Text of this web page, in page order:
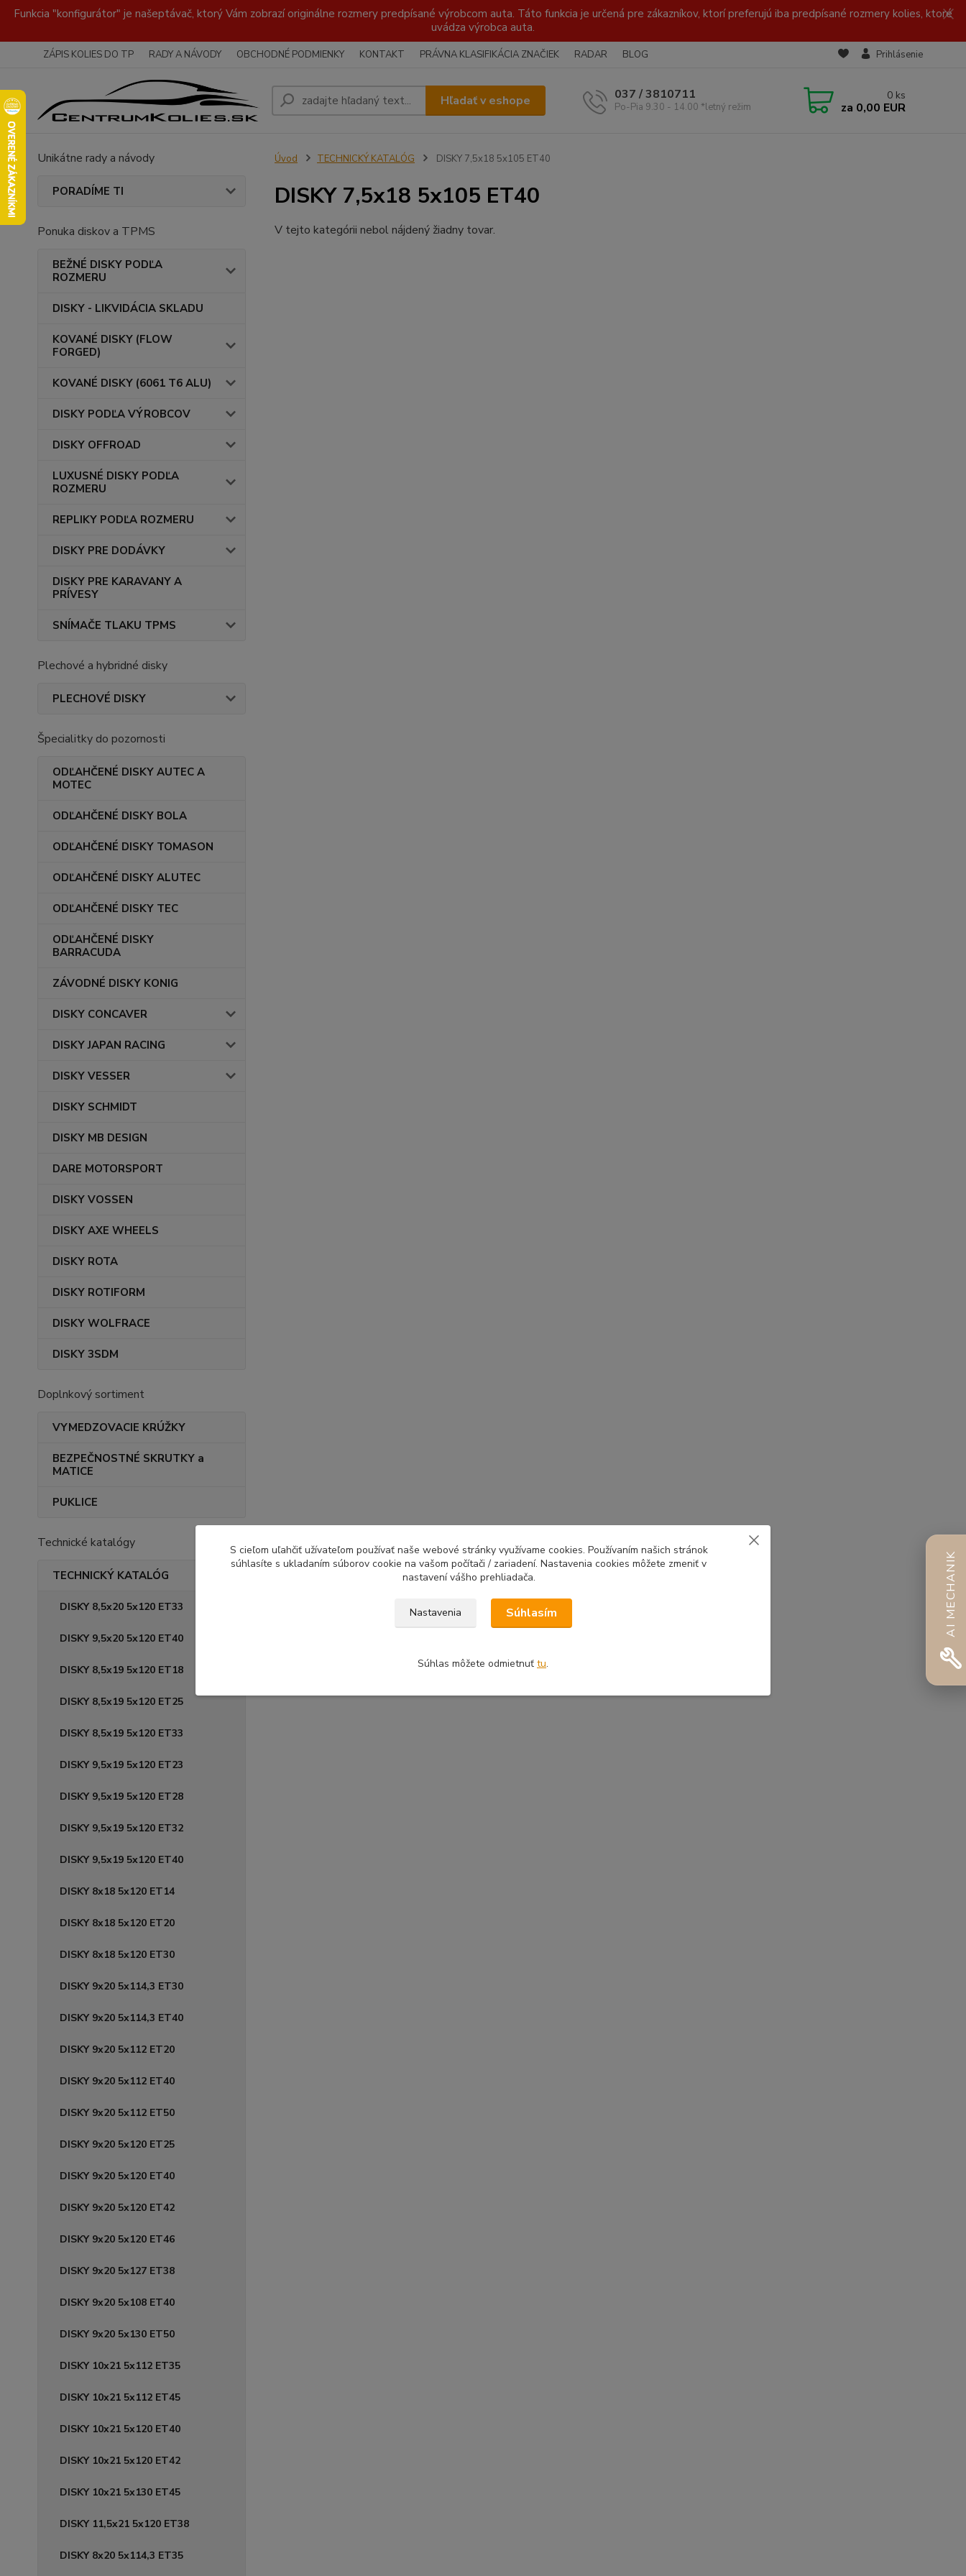
Funkcia "konfigurátor" je našeptávač, ktorý Vám zobrazí originálne rozmery predpísané výrobcom auta. Táto funkcia je určená pre zákazníkov, ktorí preferujú iba predpísané rozmery kolies, ktoré
uvádza výrobca auta.
ZÁPIS KOLIES DO TP RADY A NÁVODY OBCHODNÉ PODMIENKY KONTAKT PRÁVNA KLASIFIKÁCIA ZNAČIEK RADAR BLOG Prihlásenie
Hľadať v eshope 037 / 3810711
Po-Pia 9.30 - 14.00 *letný režim
0 ks
za 0,00 EUR
Unikátne rady a návody
PORADÍME TI
Ponuka diskov a TPMS
BEŽNÉ DISKY PODĽA
ROZMERU
DISKY - LIKVIDÁCIA SKLADU
KOVANÉ DISKY (FLOW
FORGED)
KOVANÉ DISKY (6061 T6 ALU)
DISKY PODĽA VÝROBCOV
DISKY OFFROAD
LUXUSNÉ DISKY PODĽA
ROZMERU
REPLIKY PODĽA ROZMERU
DISKY PRE DODÁVKY
DISKY PRE KARAVANY A
PRÍVESY
SNÍMAČE TLAKU TPMS
Plechové a hybridné disky
PLECHOVÉ DISKY
Špecialitky do pozornosti
ODĽAHČENÉ DISKY AUTEC A
MOTEC
ODĽAHČENÉ DISKY BOLA
ODĽAHČENÉ DISKY TOMASON
ODĽAHČENÉ DISKY ALUTEC
ODĽAHČENÉ DISKY TEC
ODĽAHČENÉ DISKY
BARRACUDA
ZÁVODNÉ DISKY KONIG
DISKY CONCAVER
DISKY JAPAN RACING
DISKY VESSER
DISKY SCHMIDT
DISKY MB DESIGN
DARE MOTORSPORT
DISKY VOSSEN
DISKY AXE WHEELS
DISKY ROTA
DISKY ROTIFORM
DISKY WOLFRACE
DISKY 3SDM
Doplnkový sortiment
VYMEDZOVACIE KRÚŽKY
BEZPEČNOSTNÉ SKRUTKY a
MATICE
PUKLICE
Technické katalógy
TECHNICKÝ KATALÓG
DISKY 8,5x20 5x120 ET33
DISKY 9,5x20 5x120 ET40
DISKY 8,5x19 5x120 ET18
DISKY 8,5x19 5x120 ET25
DISKY 8,5x19 5x120 ET33
DISKY 9,5x19 5x120 ET23
DISKY 9,5x19 5x120 ET28
DISKY 9,5x19 5x120 ET32
DISKY 9,5x19 5x120 ET40
DISKY 8x18 5x120 ET14
DISKY 8x18 5x120 ET20
DISKY 8x18 5x120 ET30
DISKY 9x20 5x114,3 ET30
DISKY 9x20 5x114,3 ET40
DISKY 9x20 5x112 ET20
DISKY 9x20 5x112 ET40
DISKY 9x20 5x112 ET50
DISKY 9x20 5x120 ET25
DISKY 9x20 5x120 ET40
DISKY 9x20 5x120 ET42
DISKY 9x20 5x120 ET46
DISKY 9x20 5x127 ET38
DISKY 9x20 5x108 ET40
DISKY 9x20 5x130 ET50
DISKY 10x21 5x112 ET35
DISKY 10x21 5x112 ET45
DISKY 10x21 5x120 ET40
DISKY 10x21 5x120 ET42
DISKY 10x21 5x130 ET45
DISKY 11,5x21 5x120 ET38
DISKY 8x20 5x114,3 ET35
Úvod TECHNICKÝ KATALÓG DISKY 7,5x18 5x105 ET40
DISKY 7,5x18 5x105 ET40
V tejto kategórii nebol nájdený žiadny tovar.
AI MECHANIK
S cieľom uľahčiť užívateľom používať naše webové stránky využívame cookies. Používaním našich stránok
súhlasíte s ukladaním súborov cookie na vašom počítači / zariadení. Nastavenia cookies môžete zmeniť v
nastavení vášho prehliadača.
Nastavenia Súhlasím
Súhlas môžete odmietnuť tu.